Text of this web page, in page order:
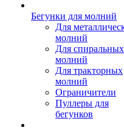
Бегунки для молний
Для
молний
Для спиральных
молний
Для тракторных
молний
Ограничители
Пуллеры для
бегунков